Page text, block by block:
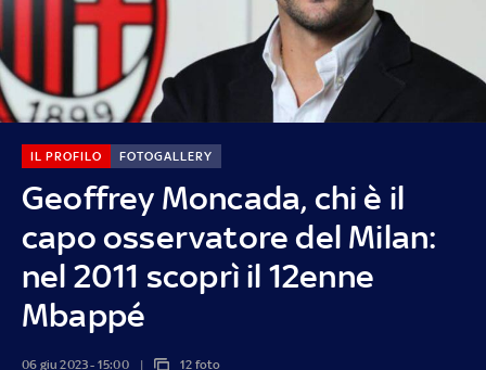
Geoffrey Moncada, chi è il
capo osservatore del Milan:
nel 2011 scoprì il 12enne
Mbappé
IL PROFILO FOTOGALLERY
06 giu 2023 - 15:00 12 foto